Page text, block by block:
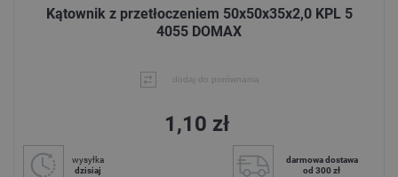
Kątownik z przetłoczeniem 50x50x35x2,0 KPL 5
4055 DOMAX
dodaj do porównania
1,10 zł
wysyłka
dzisiaj
darmowa dostawa
od 300 zł